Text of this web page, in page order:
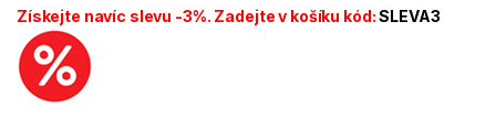
Získejte navíc slevu -3%. Zadejte v košíku kód:SLEVA3